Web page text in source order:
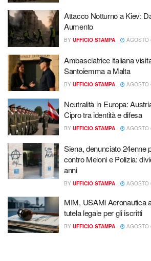
Attacco Notturno a Kiev:
Aumento
BY UFFICIO STAMPA AGOSTO
Ambasciatrice italiana
Santoiemma a Malta
BY UFFICIO STAMPA AGOSTO
Neutralità in Europa:
Cipro tra identità e difesa
BY UFFICIO STAMPA AGOSTO
Siena, denunciato 24enne
contro Meloni e Polizia:
anni
BY UFFICIO STAMPA AGOSTO
MIM, USAMi Aeronautica
tutela legale per gli iscritti
BY UFFICIO STAMPA AGOSTO